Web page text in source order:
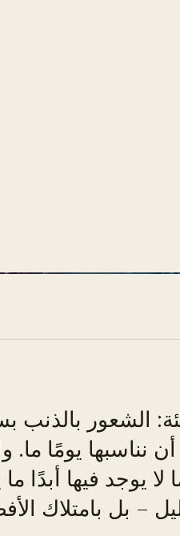
الشعور بالذنب
نناسبها يومًا ما.
يوجد فيها أبدًا
– بل بامتلاك